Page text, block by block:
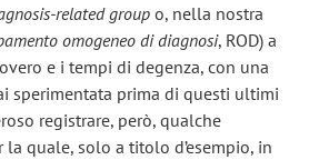
related groupo, nella nostra
omogeneo di diagnosi, ROD) a
e i tempi di degenza, con una
sperimentata prima di questi ultimi
registrare, però, qualche
quale, solo a titolo d’esempio, in